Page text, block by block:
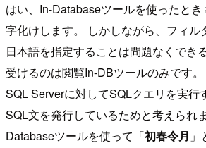
はい、In-Databaseツールを使ったと
字化けします。 しかしながら、フィル
日本語を指定することは問題なくでき
受けるのは閲覧In-DBツールのみです
SQL Serverに対してSQLクエリを実行
SQL文を発行しているためと考えられ
Databaseツールを使って「初春令月